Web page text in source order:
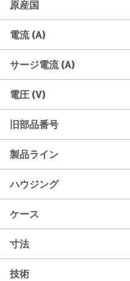
原産国
電流 (A)
サージ電流 (A)
電圧 (V)
旧部品番号
製品ライン
ハウジング
ケース
寸法
技術